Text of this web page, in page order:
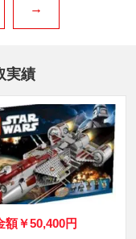
→
実績
額￥50,400円